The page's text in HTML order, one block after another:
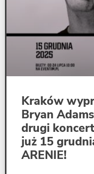
Kraków
Bryan
drugi
już 15
ARENIE!